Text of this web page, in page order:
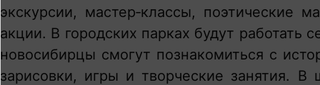
экскурсии, мастер‑классы, поэтические
акции. В городских парках будут
новосибирцы смогут познакомиться с
зарисовки, игры и творческие занятия. В